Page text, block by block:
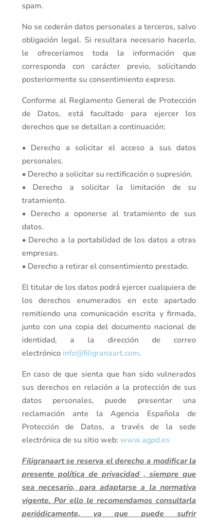
spam.
No se cederán datos personales a terceros, salvo
obligación legal. Si resultara necesario hacerlo,
le ofreceríamos toda la información que
corresponda con carácter previo, solicitando
posteriormente su consentimiento expreso.
Conforme al Reglamento General de Protección
de Datos, está facultado para ejercer los
derechos que se detallan a continuación:
• Derecho a solicitar el acceso a sus datos
personales.
• Derecho a solicitar su rectificación o supresión.
• Derecho a solicitar la limitación de su
tratamiento.
• Derecho a oponerse al tratamiento de sus
datos.
• Derecho a la portabilidad de los datos a otras
empresas.
• Derecho a retirar el consentimiento prestado.
El titular de los datos podrá ejercer cualquiera de
los derechos enumerados en este apartado
remitiendo una comunicación escrita y firmada,
junto con una copia del documento nacional de
identidad, a la dirección de correo
electrónicoinfo@filigranaart.com.
En caso de que sienta que han sido vulnerados
sus derechos en relación a la protección de sus
datos personales, puede presentar una
reclamación ante la Agencia Española de
Protección de Datos, a través de la sede
electrónica de su sitio web: www.agpd.es
Filigranaart se reserva el derecho a modificar la
presente política de privacidad , siempre que
sea necesario, para adaptarse a la normativa
vigente. Por ello le recomendamos consultarla
periódicamente, ya que puede sufrir